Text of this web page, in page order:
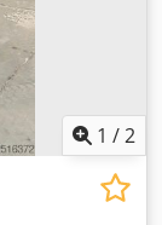
1 /2